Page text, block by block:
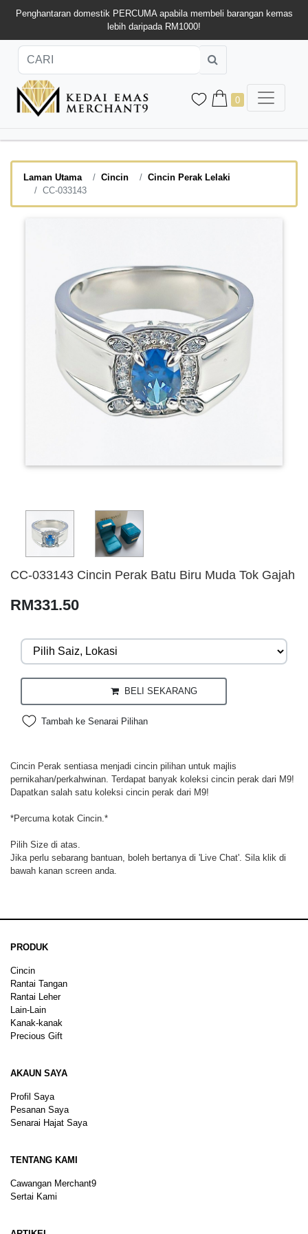
Penghantaran domestik PERCUMA apabila membeli barangan kemas
lebih daripada RM1000!
0
Laman Utama Cincin
Cincin Perak Lelaki
CC-033143
CC-033143 Cincin Perak Batu Biru Muda Tok Gajah
RM331.50
BELI SEKARANG
Tambah ke Senarai Pilihan
Cincin Perak sentiasa menjadi cincin pilihan untuk majlis
pernikahan/perkahwinan. Terdapat banyak koleksi cincin perak dari M9!
Dapatkan salah satu koleksi cincin perak dari M9!
*Percuma kotak Cincin.*
Pilih Size di atas.
Jika perlu sebarang bantuan, boleh bertanya di 'Live Chat'. Sila klik di
bawah kanan screen anda.
PRODUK
Cincin
Rantai Tangan
Rantai Leher
Lain-Lain
Kanak-kanak
Precious Gift
AKAUN SAYA
Profil Saya
Pesanan Saya
Senarai Hajat Saya
TENTANG KAMI
Cawangan Merchant9
Sertai Kami